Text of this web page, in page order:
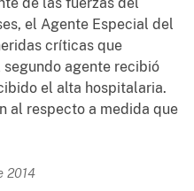
de las fuerzas del
el Agente Especial del
críticas que
agente recibió
el alta hospitalaria.
al respecto a medida que
2014